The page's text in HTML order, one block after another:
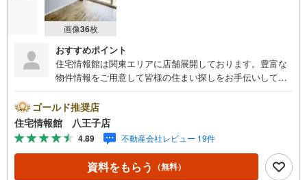
画像36枚
おすすめポイント
住宅情報館は関東エリアに店舗展開しております。豊富な
物件情報をご用意して皆様の住まい探しをお手伝いしてお
さい。【営業時間 10:00～19:00 火曜・水曜（祝日の場
合は営業いたします）】「資料請求」「内覧」のお問い合
わせは上記時間内ですとスムーズにご対応が可能です。ス
タッフ一同お客様のお問合せをお待ちしております。【住
宅ローン相談会】開催中無理のない住宅ローンの試算やご
購入の際にかかる諸費用の概算も行っております。しっか
ゴールド推奨店
住宅情報館 八王子店
4.89 不動産会社レビュー 19件
資料をもらう （無料）